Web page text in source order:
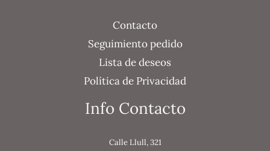
Contacto
Seguimiento pedido
Lista de deseos
Política de Privacidad
Info Contacto
Calle Llull, 321